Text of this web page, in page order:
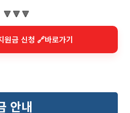
🔻 🔻 🔻
원금 신청 🔗바로가기
안내